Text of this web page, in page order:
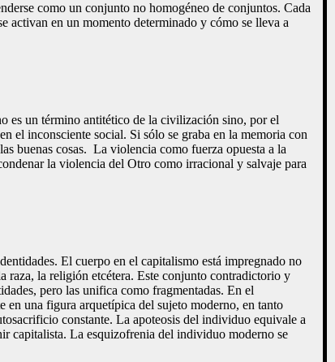
como un conjunto no homogéneo de conjuntos. Cada
activan en un momento determinado y cómo se lleva a
es un término antitético de la civilización sino, por el
el inconsciente social. Si sólo se graba en la memoria con
buenas cosas. La violencia como fuerza opuesta a la
la violencia del Otro como irracional y salvaje para
El cuerpo en el capitalismo está impregnado no
raza, la religión etcétera. Este conjunto contradictorio y
pero las unifica como fragmentadas. En el
una figura arquetípica del sujeto moderno, en tanto
constante. La apoteosis del individuo equivale a
capitalista. La esquizofrenia del individuo moderno se